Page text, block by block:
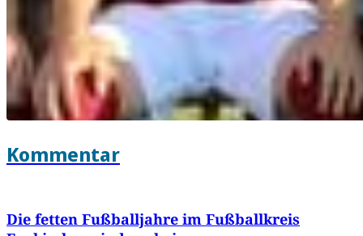
Kommentar
Die fetten Fußballjahre im Fußballkreis